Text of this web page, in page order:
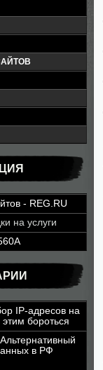
- REG.RU
на услуги
IP-адресов на
бороться
Альтернативный
в РФ